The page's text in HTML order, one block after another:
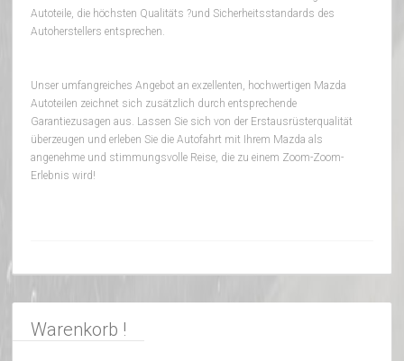
Autoteile, die höchsten Qualitäts ?und Sicherheitsstandards des
Autoherstellers entsprechen.
Unser umfangreiches Angebot an exzellenten, hochwertigen Mazda
Autoteilen zeichnet sich zusätzlich durch entsprechende
Garantiezusagen aus. Lassen Sie sich von der Erstausrüsterqualität
überzeugen und erleben Sie die Autofahrt mit Ihrem Mazda als
angenehme und stimmungsvolle Reise, die zu einem Zoom-Zoom-
Erlebnis wird!
Warenkorb !